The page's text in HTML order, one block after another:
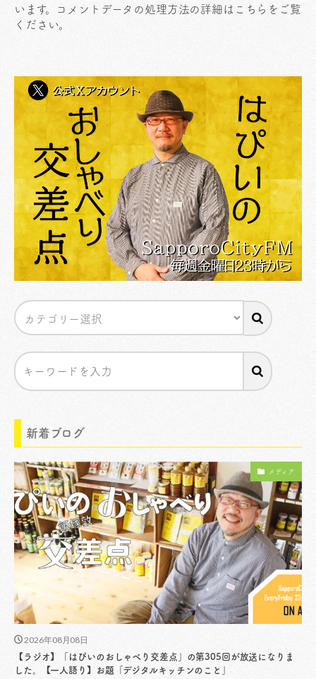
います。
コメントデータの処理方法の詳細はこちらをご覧
ください。
新着ブログ
メディア
2026年08月08日
【ラジオ】「はぴいのおしゃべり交差点」の第305回が放送になりま
した。【一人語り】お題「デジタルキッチンのこと」